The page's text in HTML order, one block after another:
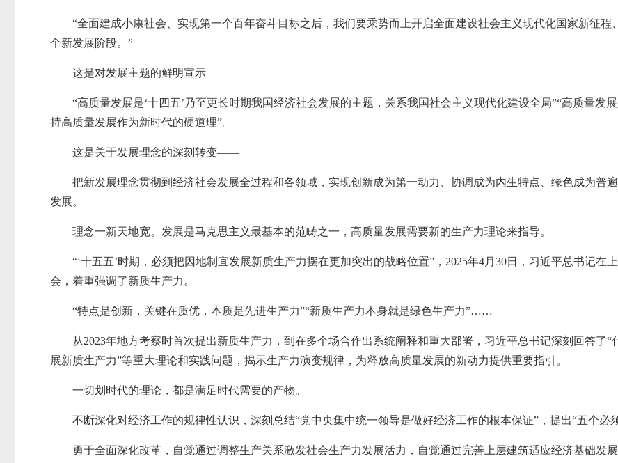
“全面建成小康社会、实现第一个百年奋斗目标之后，我们要乘势而上开启全面建设社会主义现代化国家新征
个新发展阶段。”
这是对发展主题的鲜明宣示——
“高质量发展是‘十四五’乃至更长时期我国经济社会发展的主题，关系我国社会主义现代化建设全局”“高质量发
持高质量发展作为新时代的硬道理”。
这是关于发展理念的深刻转变——
把新发展理念贯彻到经济社会发展全过程和各领域，实现创新成为第一动力、协调成为内生特点、绿色成为普
发展。
理念一新天地宽。发展是马克思主义最基本的范畴之一，高质量发展需要新的生产力理论来指导。
“‘十五五’时期，必须把因地制宜发展新质生产力摆在更加突出的战略位置”，2025年4月30日，习近平总书记在
会，着重强调了新质生产力。
“特点是创新，关键在质优，本质是先进生产力”“新质生产力本身就是绿色生产力”……
从2023年地方考察时首次提出新质生产力，到在多个场合作出系统阐释和重大部署，习近平总书记深刻回答了
展新质生产力”等重大理论和实践问题，揭示生产力演变规律，为释放高质量发展的新动力提供重要指引。
一切划时代的理论，都是满足时代需要的产物。
不断深化对经济工作的规律性认识，深刻总结“党中央集中统一领导是做好经济工作的根本保证”，提出“五个必
勇于全面深化改革，自觉通过调整生产关系激发社会生产力发展活力，自觉通过完善上层建筑适应经济基础发